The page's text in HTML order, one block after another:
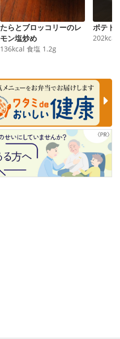
たらとブロッコリーのレ
モン塩炒め
136kcal 食塩 1.2g
ポテト
202kcal